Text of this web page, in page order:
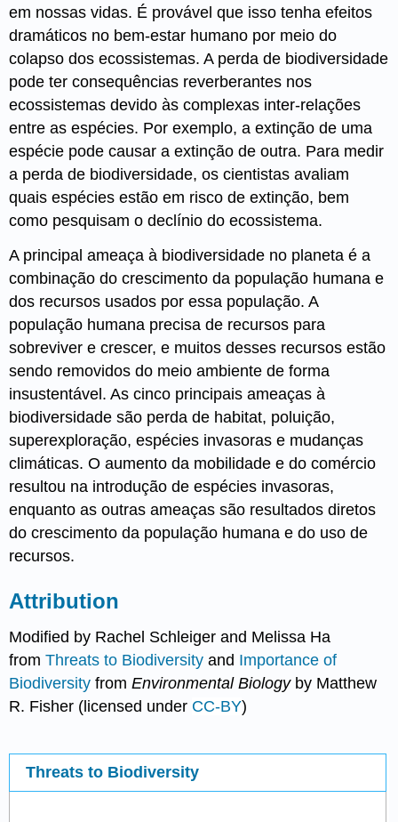
em nossas vidas. É provável que isso tenha efeitos
dramáticos no bem-estar humano por meio do
colapso dos ecossistemas. A perda de biodiversidade
pode ter consequências reverberantes nos
ecossistemas devido às complexas inter-relações
entre as espécies. Por exemplo, a extinção de uma
espécie pode causar a extinção de outra. Para medir
a perda de biodiversidade, os cientistas avaliam
quais espécies estão em risco de extinção, bem
como pesquisam o declínio do ecossistema.
A principal ameaça à biodiversidade no planeta é a
combinação do crescimento da população humana e
dos recursos usados por essa população. A
população humana precisa de recursos para
sobreviver e crescer, e muitos desses recursos estão
sendo removidos do meio ambiente de forma
insustentável. As cinco principais ameaças à
biodiversidade são perda de habitat, poluição,
superexploração, espécies invasoras e mudanças
climáticas. O aumento da mobilidade e do comércio
resultou na introdução de espécies invasoras,
enquanto as outras ameaças são resultados diretos
do crescimento da população humana e do uso de
recursos.
Attribution
Modified by Rachel Schleiger and Melissa Ha
fromThreats to Biodiversity and Importance of
Biodiversity fromEnvironmental Biology by Matthew
R. Fisher (licensed under CC-BY)
Threats to Biodiversity